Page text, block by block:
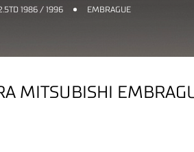
1986 / 1996 EMBRAGUE
MITSUBISHI